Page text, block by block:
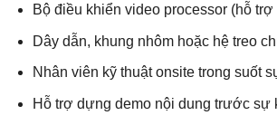
Bộ điều khiển video processor (hỗ
Dây dẫn, khung nhôm hoặc hệ treo
Nhân viên kỹ thuật onsite trong suốt
Hỗ trợ dựng demo nội dung trước sự